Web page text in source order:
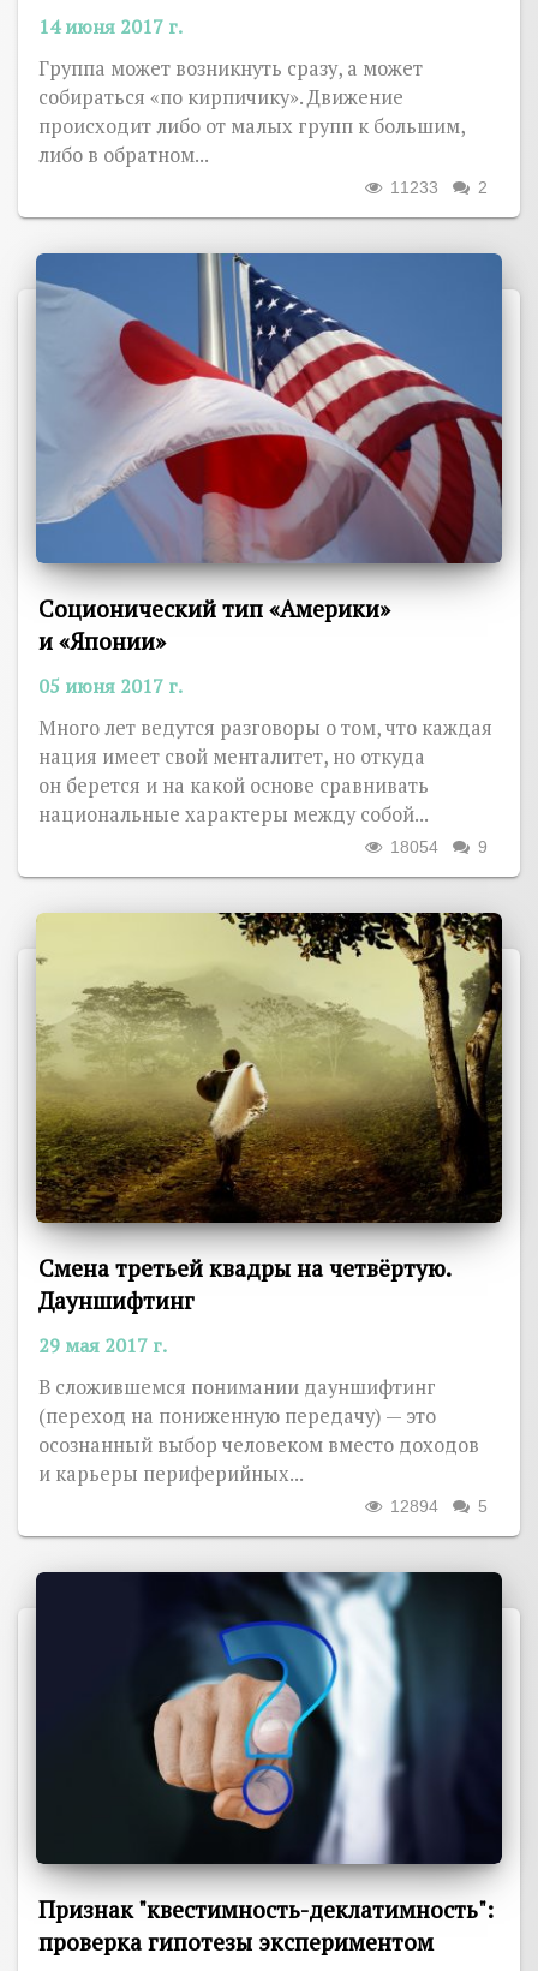
14 июня 2017 г.
Группа может возникнуть сразу, а может
собираться «по кирпичику». Движение
происходит либо от малых групп к большим,
либо в обратном...
2
11233
Соционический тип «Америки»
и «Японии»
05 июня 2017 г.
Много лет ведутся разговоры о том, что каждая
нация имеет свой менталитет, но откуда
он берется и на какой основе сравнивать
национальные характеры между собой...
9
18054
Смена третьей квадры на четвёртую.
Дауншифтинг
29 мая 2017 г.
В сложившемся понимании дауншифтинг
(переход на пониженную передачу) — это
осознанный выбор человеком вместо доходов
и карьеры периферийных...
5
12894
Признак "квестимность-деклатимность":
проверка гипотезы экспериментом